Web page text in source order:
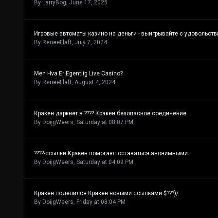
By LarryBog, June 17, 2025
Игровые автоматы казино на деньги - выигрывайте с
By ReneeFlaft, July 7, 2024
Men Hva Er Egentlig Live Casino?
By ReneeFlaft, August 4, 2024
Кракен даркнет в ???? Кракен безопасное соединение
By DoijgWeers, Saturday at 08:07 PM
????-ссылки Кракен помогают оставаться анонимными
By DoijgWeers, Saturday at 04:09 PM
Кракен поделился Кракен новыми ссылками $???)/
By DoijgWeers, Friday at 08:04 PM